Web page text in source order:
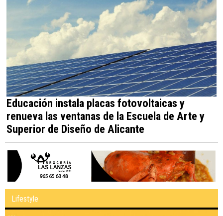
Educación instala placas fotovoltaicas y
renueva las ventanas de la Escuela de Arte y
Superior de Diseño de Alicante
Lifestyle